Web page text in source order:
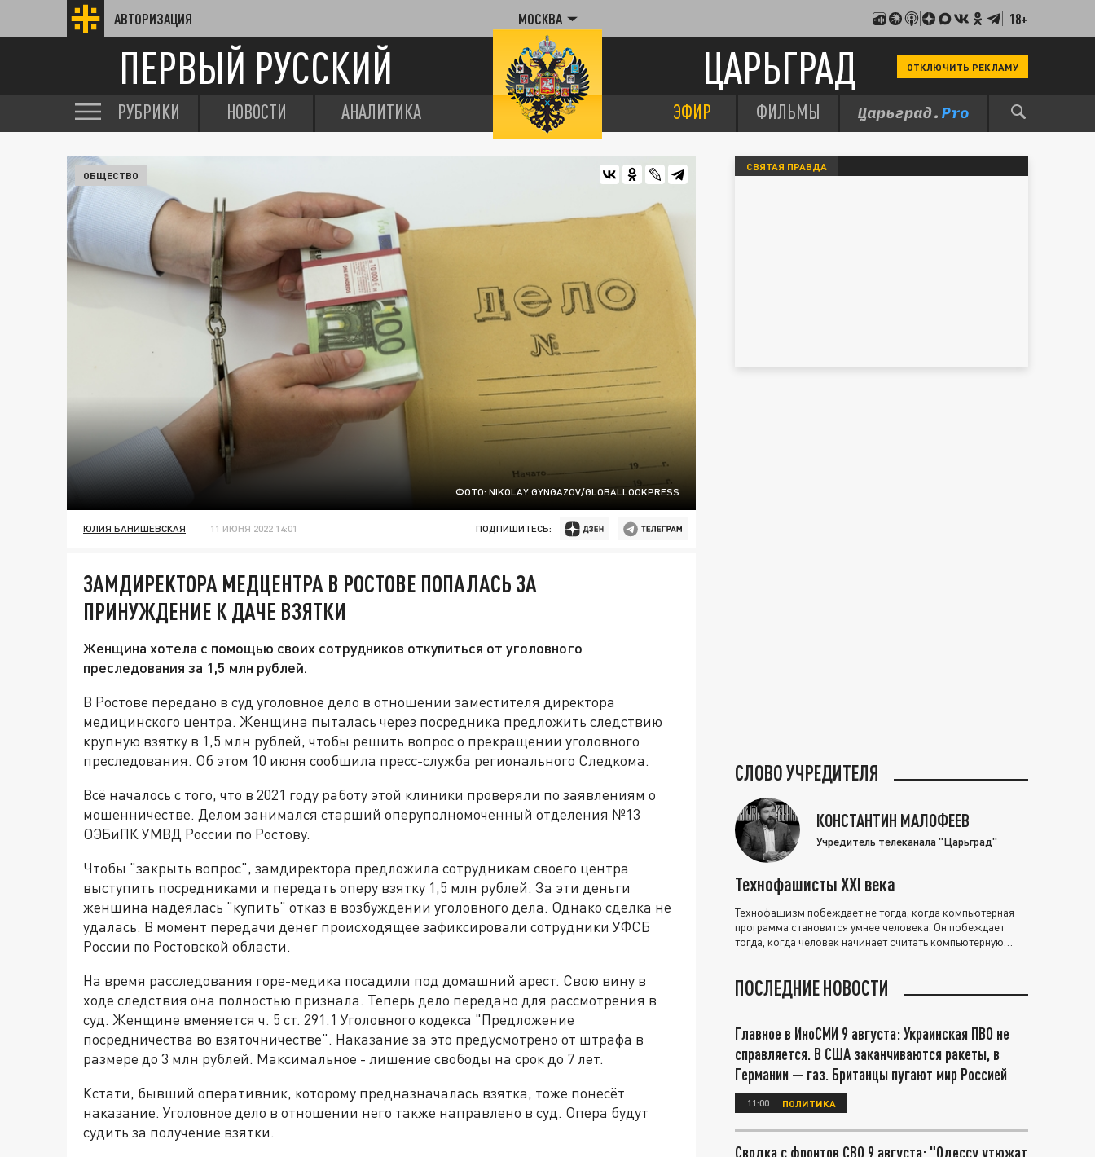
АВТОРИЗАЦИЯ МОСКВА 18+
ПЕРВЫЙ РУССКИЙ ЦАРЬГРАД ОТКЛЮЧИТЬ РЕКЛАМУ
РУБРИКИ НОВОСТИ АНАЛИТИКА ЭФИР ФИЛЬМЫ
ФОТО: NIKOLAY GYNGAZOV/GLOBALLOOKPRESS
ОБЩЕСТВО
ЮЛИЯ БАНИШЕВСКАЯ 11 ИЮНЯ 2022 14:01 ПОДПИШИТЕСЬ:
ЗАМДИРЕКТОРА МЕДЦЕНТРА В РОСТОВЕ ПОПАЛАСЬ ЗА
ПРИНУЖДЕНИЕ К ДАЧЕ ВЗЯТКИ
Женщина хотела с помощью своих сотрудников откупиться от уголовного
преследования за 1,5 млн рублей.
В Ростове передано в суд уголовное дело в отношении заместителя директора
медицинского центра. Женщина пыталась через посредника предложить следствию
крупную взятку в 1,5 млн рублей, чтобы решить вопрос о прекращении уголовного
преследования. Об этом 10 июня сообщила пресс-служба регионального Следкома.
Всё началось с того, что в 2021 году работу этой клиники проверяли по заявлениям о
мошенничестве. Делом занимался старший оперуполномоченный отделения №13
ОЭБиПК УМВД России по Ростову.
Чтобы "закрыть вопрос", замдиректора предложила сотрудникам своего центра
выступить посредниками и передать оперу взятку 1,5 млн рублей. За эти деньги
женщина надеялась "купить" отказ в возбуждении уголовного дела. Однако сделка не
удалась. В момент передачи денег происходящее зафиксировали сотрудники УФСБ
России по Ростовской области.
На время расследования горе-медика посадили под домашний арест. Свою вину в
ходе следствия она полностью признала. Теперь дело передано для рассмотрения в
суд. Женщине вменяется ч. 5 ст. 291.1 Уголовного кодекса "Предложение
посредничества во взяточничестве". Наказание за это предусмотрено от штрафа в
размере до 3 млн рублей. Максимальное - лишение свободы на срок до 7 лет.
Кстати, бывший оперативник, которому предназначалась взятка, тоже понесёт
наказание. Уголовное дело в отношении него также направлено в суд. Опера будут
судить за получение взятки.
СВЯТАЯ ПРАВДА
СЛОВО УЧРЕДИТЕЛЯ
КОНСТАНТИН МАЛОФЕЕВ
Учредитель телеканала "Царьград"
Технофашисты XXI века
Технофашизм побеждает не тогда, когда компьютерная
программа становится умнее человека. Он побеждает
тогда, когда человек начинает считать компьютерную
ПОСЛЕДНИЕ НОВОСТИ
Главное в ИноСМИ 9 августа: Украинская ПВО не
справляется. В США заканчиваются ракеты, в
Германии — газ. Британцы пугают мир Россией
11:00 ПОЛИТИКА
Сводка с фронтов СВО 9 августа: "Одессу утюжат